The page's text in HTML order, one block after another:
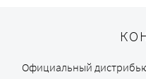
Официальный